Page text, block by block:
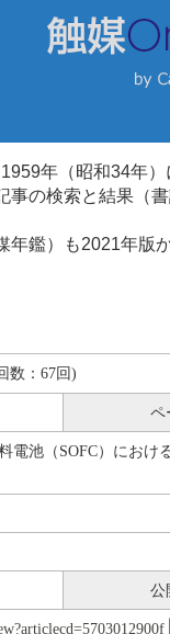
年（昭和34年
事の検索と結果（
年鑑）も2021年
数：67回)
ペ
電池（SOFC）におけ
公